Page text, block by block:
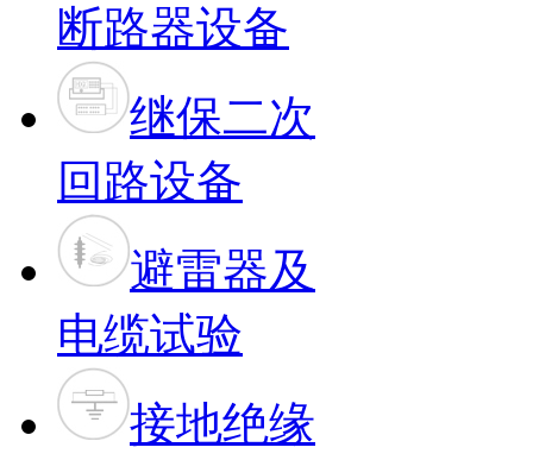
断路器设备
继保二次
回路设备
避雷器及
电缆试验
接地绝缘